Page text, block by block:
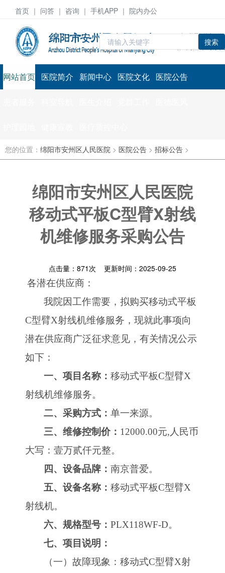
首页 ｜ 问答 ｜ 咨询 ｜ 手机APP ｜ 院内办公
搜索
网站首页 医院简介 新闻中心 医院文化 医院公告
您的位置： 绵阳市安州区人民医院 > 医院公告 > 招标公告 >
绵阳市安州区人民医院
移动式平板C型臂X射线
机维修服务采购公告
点击量： 871 次 更新时间：2025-09-25
各潜在供应商：
我院因工作需要，拟购买移动式平板
C型臂X射线机维修服务，现就此事项向
潜在供应商广泛征求意见，有关情况公示
如下：
一、项目名称：移动式平板C型臂X
射线机维修服务。
二、采购方式：单一来源。
三、维修控制价： 12000.00元,人民币
大写：壹万贰仟元整。
四、设备品牌：南京普爱。
五、设备名称：移动式平板C型臂X
射线机。
六、规格型号：PLX118WF-D。
七、项目说明：
（一）故障现象：移动式C型臂X射